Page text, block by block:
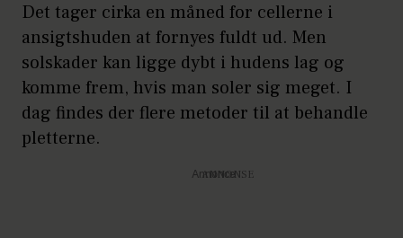
Det tager cirka en måned for cellerne i
ansigtshuden at fornyes fuldt ud. Men
solskader kan ligge dybt i hudens lag og
komme frem, hvis man soler sig meget. I
dag findes der flere metoder til at behandle
pletterne.
Annonce